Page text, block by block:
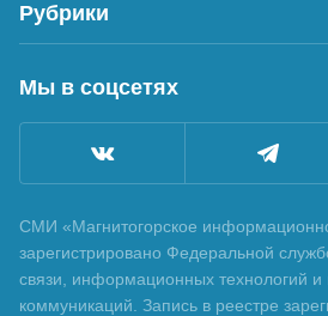
Рубрики
Мы в соцсетях
СМИ «Магнитогорское
зарегистрировано Федеральной
связи, информационных технологий и
коммуникаций. Запись в реестре